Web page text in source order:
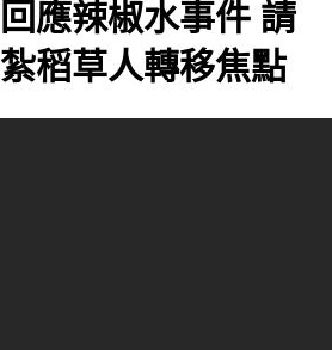
應辣椒水事件 請
稻草人轉移焦點